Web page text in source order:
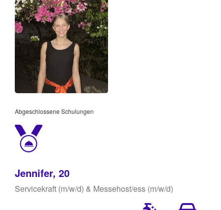
Abgeschlossene Schulungen
Jennifer, 20
Servicekraft (m/w/d) & Messehost/ess (m/w/d)